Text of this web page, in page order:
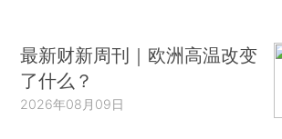
最新财新周刊｜欧洲高温改变
了什么？
2026年08月09日